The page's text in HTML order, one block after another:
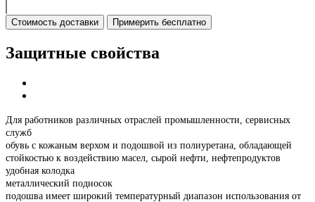
Стоимость доставки Примерить бесплатно
Защитные свойства
Для работников различных отраслей промышленности, сервисных
служб
обувь с кожаным верхом и подошвой из полиуретана, обладающей
стойкостью к воздействию масел, сырой нефти, нефтепродуктов
удобная колодка
металлический подносок
подошва имеет широкий температурный диапазон использования от